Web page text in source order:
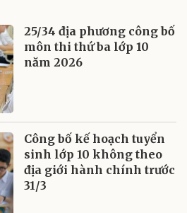
25/34 địa phương công bố
môn thi thứ ba lớp 10
năm 2026
Công bố kế hoạch tuyển
sinh lớp 10 không theo
địa giới hành chính trước
31/3